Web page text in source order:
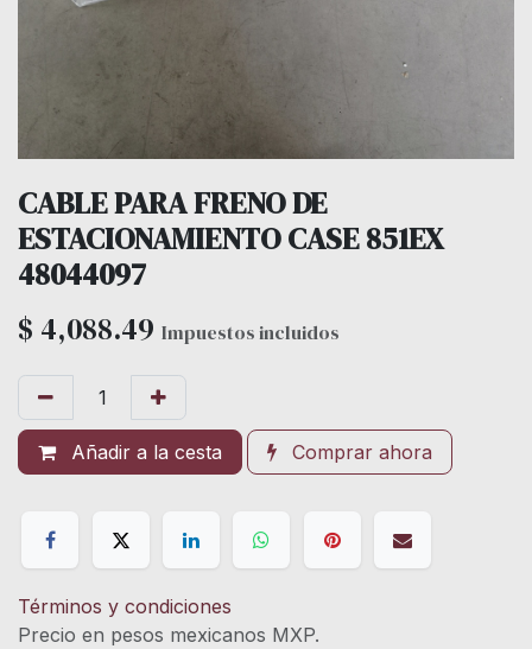
CABLE PARA FRENO DE
ESTACIONAMIENTO CASE 851EX
48044097
$ 4,088.49 Impuestos incluidos
Añadir a la cesta Comprar ahora
Términos y condiciones
Precio en pesos mexicanos MXP.